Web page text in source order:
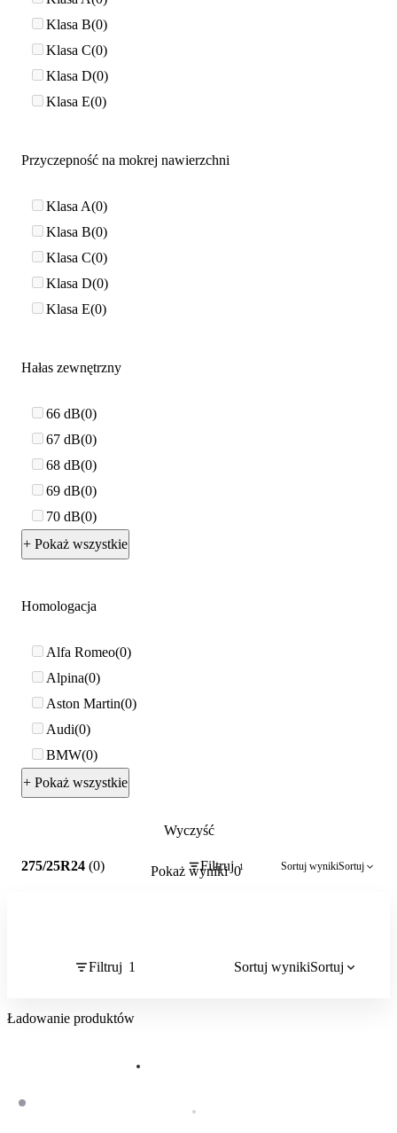
Klasa B 0
Klasa C 0
Klasa D 0
Klasa E 0
Przyczepność na mokrej nawierzchni
Klasa A 0
Klasa B 0
Klasa C 0
Klasa D 0
Klasa E 0
Hałas zewnętrzny
66 dB 0
67 dB 0
68 dB 0
69 dB 0
70 dB 0
+ Pokaż wszystkie
Homologacja
Alfa Romeo 0
Alpina 0
Aston Martin 0
Audi 0
BMW 0
+ Pokaż wszystkie
Wyczyść
Pokaż wyniki 0
275/25R24 (0) Filtruj 1 Sortuj wynikiSortuj
Filtruj 1 Sortuj wynikiSortuj
Ładowanie produktów